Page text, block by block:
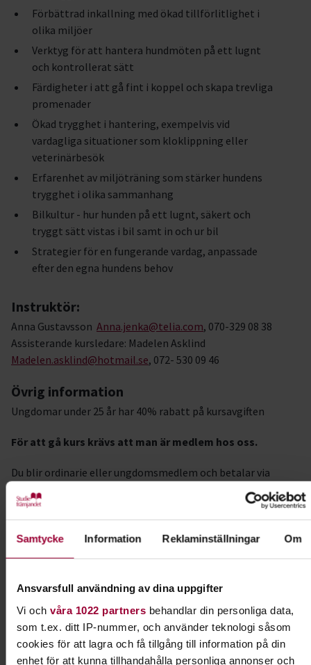
Samtycke Information Reklaminställningar Om
Ansvarsfull användning av dina uppgifter
Vi och våra 1022 partnersbehandlar din personliga data,
som t.ex. ditt IP-nummer, och använder teknologi såsom
cookies för att lagra och få tillgång till information på din
enhet för att kunna tillhandahålla personliga annonser och
Förbättrad inkallning med ökad tillförlitlighet i
olika miljöer
Verktyg för att hantera hundmöten på ett lugnt
och kontrollerat sätt
Färdigheter i att gå fint i koppel och skapa trevliga
promenader
Ökad trygghet i hantering, exempelvis vid
vardagliga situationer som kloklippning eller
veterinärbesök
Erfarenhet av miljöträning som stärker hundens
trygghet i olika sammanhang
Bilkultur - hur hunden på ett lugnt, säkert och
tryggt sätt vistas i bil samt in och ur bil
Strategier för en fungerande vardag, anpassade
efter den egna hundens behov
Instruktör:
Anna Gustavsson Anna.jenka@telia.com, 070-329 08 38
Assisterande kursledare: Madelen Asklind
Madelen.asklind@hotmail.se, 072- 530 09 46
Övrig information
Ungdomar under 25 år har 40% rabatt på kursavgiften
För att gå kurs krävs att man är medlem hos oss.
Du blir ordinarie eller ungdomsmedlem och betalar via
denna sida:
http://www.brukshundklubben.se/bli-medlem
Medlemskap och vaccinationsintyg tas med första
gången.
ut av Studiefrämjandet.
Som ny medlem löser du medlemskap när du mottagit
anmälnings bekräftelse från Studiefrämjandet.
#Gotenebrukshundklubb